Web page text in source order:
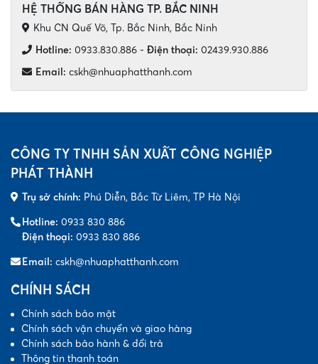
HỆ THỐNG BÁN HÀNG TP. BẮC NINH
Khu CN Quế Võ, Tp. Bắc Ninh, Bắc Ninh
Hotline: 0933.830.886 - Điện thoại: 02439.930.886
Email: cskh@nhuaphatthanh.com
CÔNG TY TNHH SẢN XUẤT CÔNG NGHIỆP
PHÁT THÀNH
Trụ sở chính: Phú Diễn, Bắc Từ Liêm, TP Hà Nội
Hotline: 0933 830 886
Điện thoại: 0933 830 886
Email: cskh@nhuaphatthanh.com
CHÍNH SÁCH
Chính sách bảo mật
Chính sách vận chuyển và giao hàng
Chính sách bảo hành & đổi trả
Thông tin thanh toán